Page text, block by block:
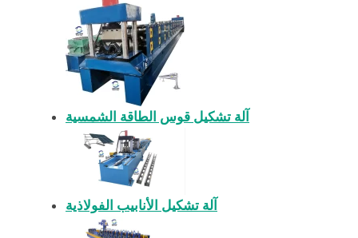
آلة تشكيل قوس الطاقة الشمسية
آلة تشكيل الأنابيب الفولاذية